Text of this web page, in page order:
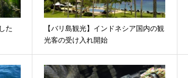
た
【バリ島観光】インドネシア国内の観
光客の受け入れ開始